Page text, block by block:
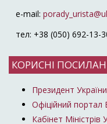
e-mail:
тел: +38 (050) 692-13-
КОРИСНІ
Президент України
Офіційний портал
Кабінет Міністрів